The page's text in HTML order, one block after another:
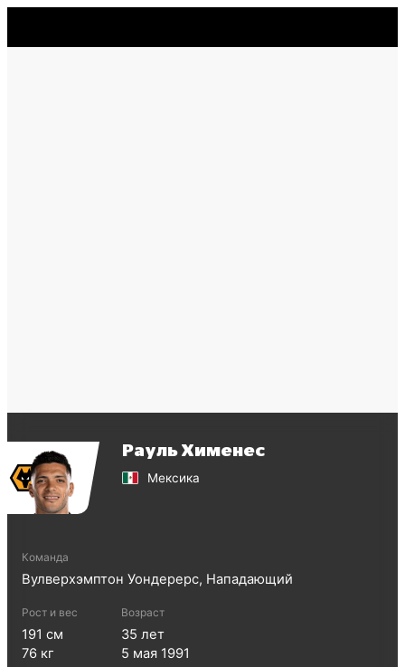
Рауль Хименес
Мексика
Команда
Вулверхэмптон Уондерерс, Нападающий
Рост и вес
191 см
76 кг
Возраст
35 лет
5 мая 1991